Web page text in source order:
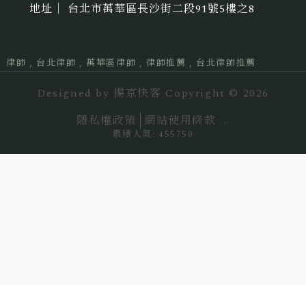
台北市萬華區長沙街二段91號5樓之8
律師 台北律師 萬華區律師 律師推薦 台北律師推薦
Designed by 揚京快客 Copyright © 2026
隱私權政策 網站使用條款
..
累積人氣: 455750